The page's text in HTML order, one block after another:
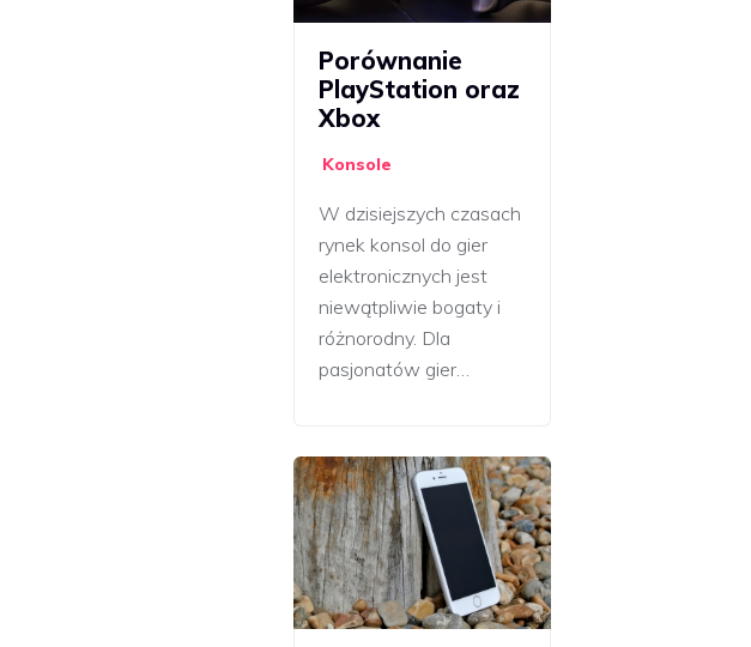
Porównanie
PlayStation oraz
Xbox
Konsole
W dzisiejszych czasach
rynek konsol do gier
elektronicznych jest
niewątpliwie bogaty i
różnorodny. Dla
pasjonatów gier…